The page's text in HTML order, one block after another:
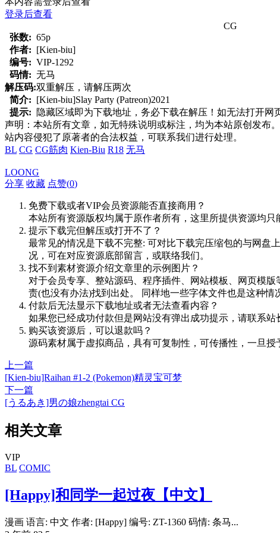
登录后查看
CG
张数: 65p
作者: [Kien-biu]
编号: VIP-1292
码情: 无马
解压码:双重解压，请解压两次
简介: [Kien-biu]Slay Party (Patreon)2021
提示:
隐藏区域即为下载地址，务必下载在解压！如无法打开网
声明：本站所有文章，如无特殊说明或标注，均为本站原创发布
站内容侵犯了原著者的合法权益，可联系我们进行处理。
BL CG CG筋肉 Kien-Biu R18 无马
LOONG
分享 收藏 点赞(0)
免费下载或者VIP会员资源能否直接商用？
本站所有资源版权均属于原作者所有，这里所提供资源均
提示下载完但解压或打开不了？
最常见的情况是下载不完整: 可对比下载完压缩包的与网盘
况，可在对应资源底部留言，或联络我们。
找不到素材资源介绍文章里的示例图片？
对于会员专享、整站源码、程序插件、网站模板、网页模
责(也没有办法)找到出处。 同样地一些字体文件也是这种情
付款后无法显示下载地址或者无法查看内容？
如果您已经成功付款但是网站没有弹出成功提示，请联系站
购买该资源后，可以退款吗？
源码素材属于虚拟商品，具有可复制性，可传播性，一旦
上一篇
[Kien-biu]Raihan #1-2 (Pokemon)精灵宝可梦
下一篇
[うるあき]男の娘zhengtai CG
相关文章
VIP
BL COMIC
[Happy]和同学一起过夜【中文】
漫画 语言: 中文 作者: [Happy] 编号: ZT-1360 码情: 条马...